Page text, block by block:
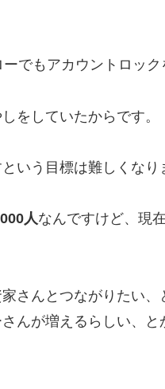
でもアカウントロック
をしていたからです。
いう目標は難しくなり
人なんですけど、現
さんとつながりたい
んが増えるらしい、